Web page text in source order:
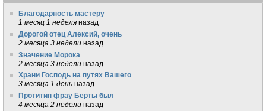
Благодарность мастеру
1 месяц 1 неделя назад
Дорогой отец Алексий, очень
2 месяца 3 недели назад
Значение Морока
2 месяца 3 недели назад
Храни Господь на путях Вашего
3 месяца 1 день назад
Протитип фрау Берты был
4 месяца 2 недели назад